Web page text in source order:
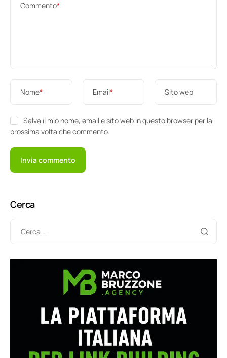
Commento*
Nome* Email* Sito web
Salva il mio nome, email e sito web in questo browser per la
prossima volta che commento.
Cerca